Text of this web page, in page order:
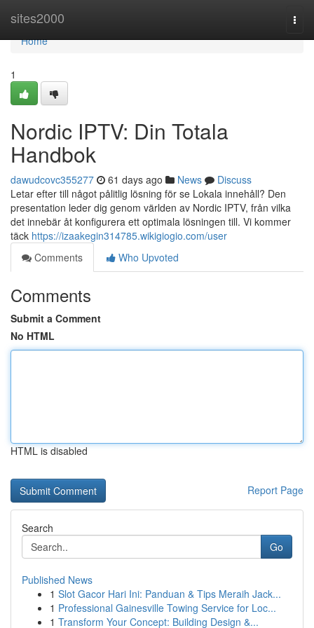
sites2000
Home
Home
1
Nordic IPTV: Din Totala
Handbok
dawudcovc355277 61 days ago News
Discuss
Letar efter till något pålitlig lösning för se Lokala innehåll? Den
presentation leder dig genom världen av Nordic IPTV, från vilka
det innebär åt konfigurera ett optimala lösningen till. Vi kommer
täck https://izaakegin314785.wikigiogio.com/user
Comments
Who Upvoted
Comments
Submit a Comment
No HTML
HTML is disabled
Report Page
Search
Go
Published News
1 Slot Gacor Hari Ini: Panduan & Tips Meraih Jack...
1 Professional Gainesville Towing Service for Loc...
1 Transform Your Concept: Building Design &...